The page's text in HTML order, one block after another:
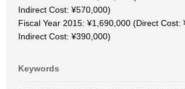
Indirect Cost: ¥570,000)
Fiscal Year 2015: ¥1,690,000 (Direct Cost:
Indirect Cost: ¥390,000)
Keywords